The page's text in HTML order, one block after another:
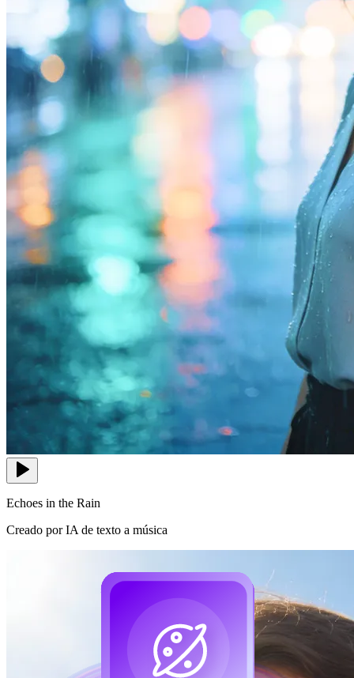
Echoes in the Rain
Creado por IA de texto a música